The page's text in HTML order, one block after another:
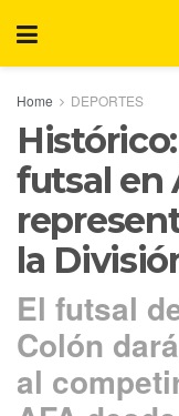
Home DEPORTES
futsal en
la
El futsal
Colón
al